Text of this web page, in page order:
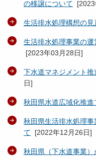
の移譲について [
生活排水処理構想の見
生活排水処理事業の
[2023年03月28日]
下水道マネジメント
日]
秋田県水道広域化推
秋田県生活排水処理
て [2022年12月26日]
秋田県（下水道事業